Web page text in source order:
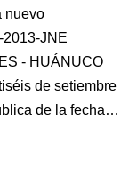
nuevo
2013-JNE
- HUÁNUCO
de setiembre
de la fecha…